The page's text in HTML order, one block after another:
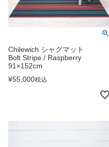
Chilewich シャグマット
Bolt Stripe / Raspberry
91×152cm
¥55,000税込